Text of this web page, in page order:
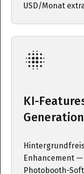
USD/Monat
KI-
Generation
Enhancement
Photobooth-